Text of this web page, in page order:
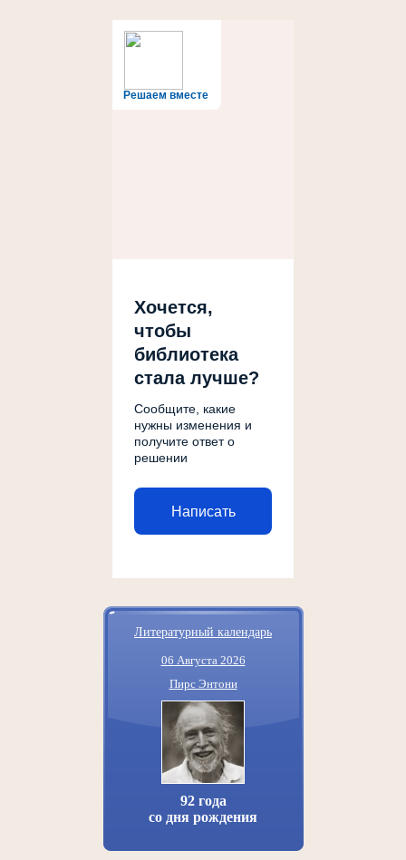
Решаем вместе
Хочется,
чтобы
библиотека
стала лучше?
Сообщите, какие
нужны изменения и
получите ответ о
решении
Написать
Литературный календарь
06 Августа 2026
Пирс Энтони
92 года
со дня рождения